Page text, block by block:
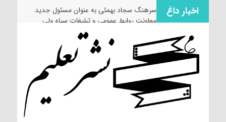
اخبار داغ
سرهنگ سجاد بهمئی به عنوان مسئول جدید
معاونت روابط عمومی و تبلیغات سپاه ولی
عصر(عج) خوزستان معرفی شد